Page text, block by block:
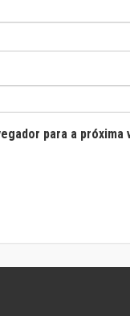
para a próxima